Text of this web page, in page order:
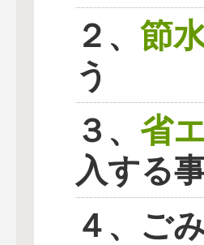
２、 節
う
３、 省
入する
４、ご